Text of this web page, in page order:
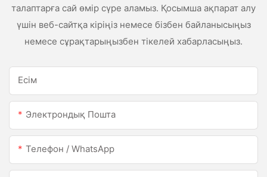
талаптарға сай өмір сүре аламыз. Қосымша ақпарат алу
үшін веб-сайтқа кіріңіз немесе бізбен байланысыңыз
немесе сұрақтарыңызбен тікелей хабарласыңыз.
Есім
Электрондық Пошта
Телефон / WhatsApp